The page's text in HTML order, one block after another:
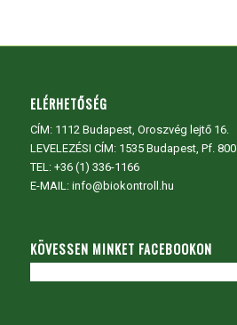
ELÉRHETŐSÉG
CÍM: 1112 Budapest, Oroszvég lejtő 16.
LEVELEZÉSI CÍM: 1535 Budapest, Pf. 800
TEL: +36 (1) 336-1166
E-MAIL: info@biokontroll.hu
KÖVESSEN MINKET FACEBOOKON